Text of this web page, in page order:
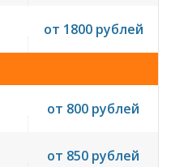
от 1800 рублей
от 800 рублей
от 850 рублей